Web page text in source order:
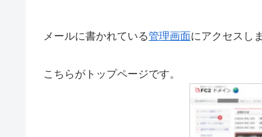
メールに書かれている管理画面にアクセスし
こちらがトップページです。